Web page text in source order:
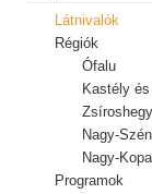
Látnivalók
Régiók
Ófalu
Kastély
Zsíroshegy
Nagy-
Nagy-
Programok